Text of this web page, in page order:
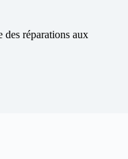
réparations aux